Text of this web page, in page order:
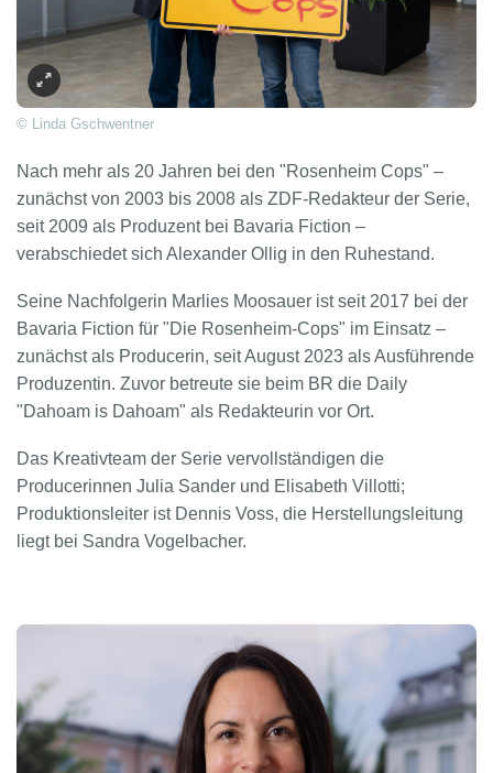
© Linda Gschwentner
Nach mehr als 20 Jahren bei den "Rosenheim Cops" –
zunächst von 2003 bis 2008 als ZDF-Redakteur der Serie,
seit 2009 als Produzent bei Bavaria Fiction –
verabschiedet sich Alexander Ollig in den Ruhestand.
Seine Nachfolgerin Marlies Moosauer ist seit 2017 bei der
Bavaria Fiction für "Die Rosenheim-Cops" im Einsatz –
zunächst als Producerin, seit August 2023 als Ausführende
Produzentin. Zuvor betreute sie beim BR die Daily
"Dahoam is Dahoam" als Redakteurin vor Ort.
Das Kreativteam der Serie vervollständigen die
Producerinnen Julia Sander und Elisabeth Villotti;
Produktionsleiter ist Dennis Voss, die Herstellungsleitung
liegt bei Sandra Vogelbacher.